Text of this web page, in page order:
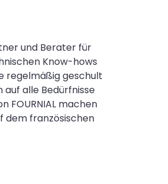
und Berater für
Know-hows
regelmäßig geschult
alle Bedürfnisse
FOURNIAL machen
dem französischen